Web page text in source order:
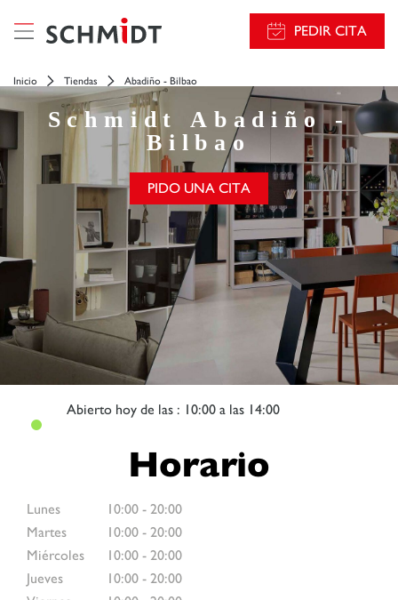
PEDIR CITA
Inicio Tiendas Abadiño - Bilbao
Schmidt
Abadiño -
Bilbao
PIDO UNA CITA
Abierto hoy de las : 10:00 a las 14:00
Horario
Lunes 10:00 - 20:00
Martes
10:00 - 20:00
Miércoles
10:00 - 20:00
Jueves
10:00 - 20:00